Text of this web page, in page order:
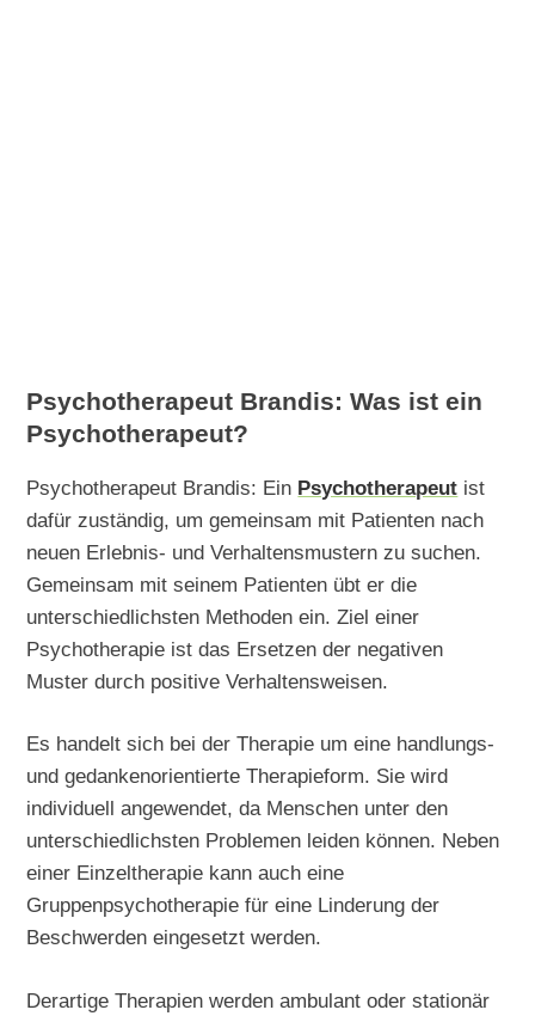
Psychotherapeut Brandis: Was ist ein
Psychotherapeut?
Psychotherapeut Brandis: Ein Psychotherapeut ist
dafür zuständig, um gemeinsam mit Patienten nach
neuen Erlebnis- und Verhaltensmustern zu suchen.
Gemeinsam mit seinem Patienten übt er die
unterschiedlichsten Methoden ein. Ziel einer
Psychotherapie ist das Ersetzen der negativen
Muster durch positive Verhaltensweisen.
Es handelt sich bei der Therapie um eine handlungs-
und gedankenorientierte Therapieform. Sie wird
individuell angewendet, da Menschen unter den
unterschiedlichsten Problemen leiden können. Neben
einer Einzeltherapie kann auch eine
Gruppenpsychotherapie für eine Linderung der
Beschwerden eingesetzt werden.
Derartige Therapien werden ambulant oder stationär